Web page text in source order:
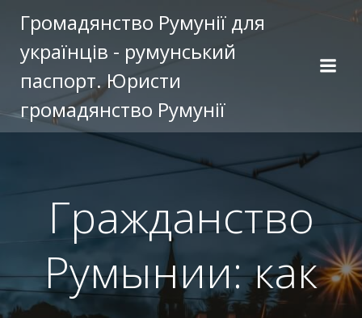
к
содержимому
Громадянство Румунії для
українців - румунський
паспорт. Юристи
громадянство Румунії
Гражданство
Румынии: как